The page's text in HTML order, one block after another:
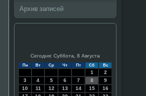
Архив записей
Сегодня: Суббота, 8 Августа
Пн Вт Ср Чт Пт Сб Вс
1
2
3
4 5 6 7 8
9
10
11 12 13 14 15
16